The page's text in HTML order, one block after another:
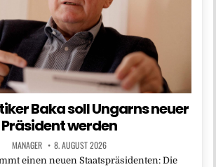
Baka soll Ungarns neuer
Präsident werden
MANAGER 8. AUGUST 2026
einen neuen Staatspräsidenten: Die